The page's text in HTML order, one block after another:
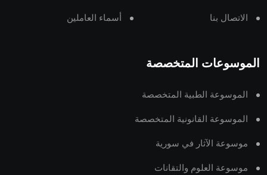
الاتصال بنا أسماء العاملين
الموسوعات المتخصصة
الموسوعة الطبية المتخصصة
الموسوعة القانونية المتخصصة
موسوعة الآثار في سورية
موسوعة العلوم والتقانات